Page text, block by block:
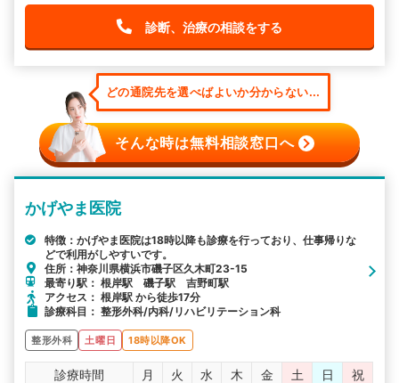
診断、治療の相談をする
どの通院先を選べばよいか分からない...
そんな時は無料相談窓口へ
かげやま医院
特徴：かげやま医院は18時以降も診療を行っており、仕事帰りな
どで利用がしやすいです。
住所：神奈川県横浜市磯子区久木町23-15
最寄り駅： 根岸駅 磯子駅 吉野町駅
アクセス： 根岸駅 から徒歩17分
診療科目： 整形外科/内科/リハビリテーション科
整形外科 土曜日 18時以降OK
診療時間 月 火 水 木 金 土 日
祝